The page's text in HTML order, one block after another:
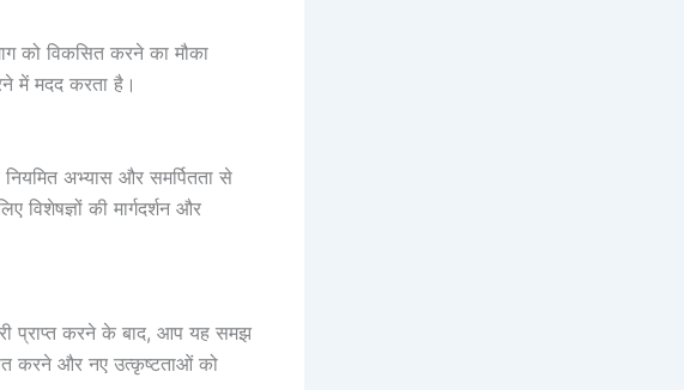
को विकसित करने का मौका
में मदद करता है।
अभ्यास और समर्पितता से
विशेषज्ञों की मार्गदर्शन और
प्राप्त करने के बाद, आप यह समझ
करने और नए उत्कृष्टताओं को